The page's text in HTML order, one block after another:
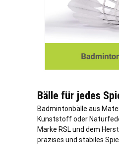
Bälle für jedes
Badmintonbälle aus
Kunststoff oder
Marke RSL und dem
präzises und stabiles